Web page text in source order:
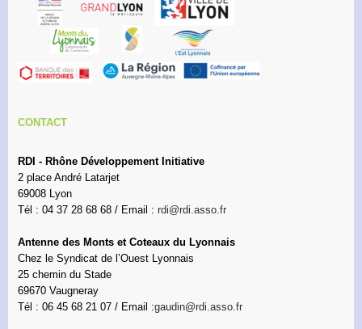
CONTACT
RDI - Rhône Développement Initiative
2 place André Latarjet
69008 Lyon
Tél : 04 37 28 68 68 / Email : rdi@rdi.asso.fr
Antenne des Monts et Coteaux du Lyonnais
Chez le Syndicat de l’Ouest Lyonnais
25 chemin du Stade
69670 Vaugneray
Tél : 06 45 68 21 07 / Email :gaudin@rdi.asso.fr